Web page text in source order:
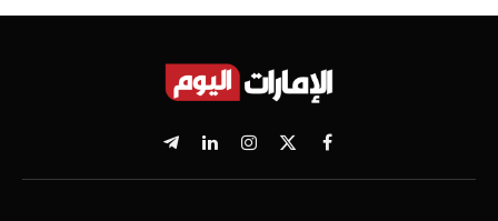
فيسبوك
X
(Twitter)
الانستغراملينكدإنتيلقرام